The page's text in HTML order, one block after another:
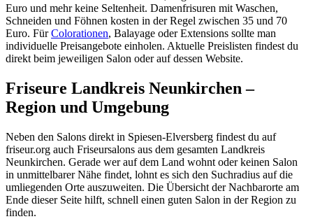
Euro und mehr keine Seltenheit. Damenfrisuren mit Waschen,
Schneiden und Föhnen kosten in der Regel zwischen 35 und 70
Euro. FürColorationen, Balayage oder Extensions sollte man
individuelle Preisangebote einholen. Aktuelle Preislisten findest du
direkt beim jeweiligen Salon oder auf dessen Website.
Friseure Landkreis Neunkirchen –
Region und Umgebung
Neben den Salons direkt in Spiesen-Elversberg findest du auf
friseur.org auch Friseursalons aus dem gesamten Landkreis
Neunkirchen. Gerade wer auf dem Land wohnt oder keinen Salon
in unmittelbarer Nähe findet, lohnt es sich den Suchradius auf die
umliegenden Orte auszuweiten. Die Übersicht der Nachbarorte am
Ende dieser Seite hilft, schnell einen guten Salon in der Region zu
finden.